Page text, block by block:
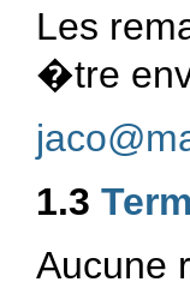
Les
�tre
1.3
Aucune